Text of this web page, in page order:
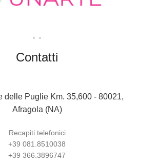
Contatti
delle Puglie Km. 35,600 - 80021,
Afragola (NA)
Recapiti telefonici
+39 081.8510038
+39 366.3896747